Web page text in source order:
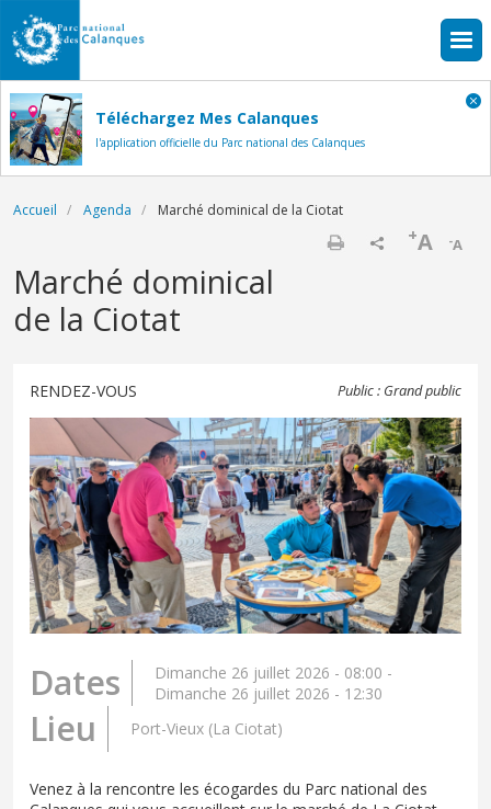
Aller au contenu principal
Téléchargez Mes Calanques
l'application officielle du Parc national des Calanques
Fil d'Ariane
Accueil Agenda Marché dominical de la Ciotat
-A
+A
Marché dominical
de la Ciotat
RENDEZ-VOUS Public : Grand public
Dates Dimanche 26 juillet 2026 - 08:00 -
Dimanche 26 juillet 2026 - 12:30
Lieu Port-Vieux (La Ciotat)
Venez à la rencontre les écogardes du Parc national des